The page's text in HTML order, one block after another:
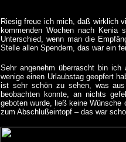
Riesig freue ich mich, daß wirklich
kommenden Wochen nach Kenia
Unterschied, wenn man die
Stelle allen Spendern, das war ein
Sehr angenehm überrascht bin
wenige einen Urlaubstag geopfert
ist sehr schön zu sehen, was
beobachten konnte, an nichts
geboten wurde, ließ keine
zum Abschlußeintopf – das war